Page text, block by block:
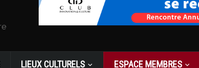
LIEUX CULTURELS ESPACE MEMBRES